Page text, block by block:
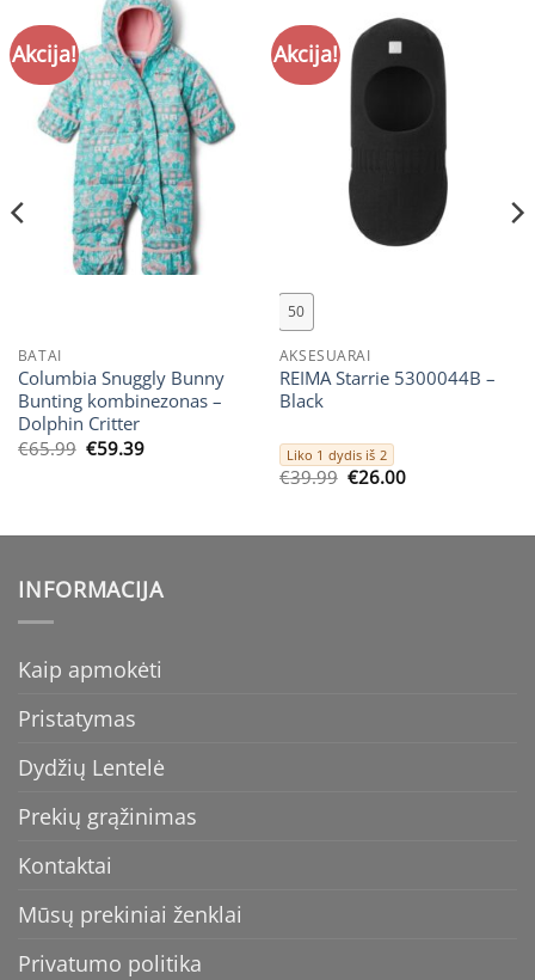
Akcija!
BATAI
Columbia Snuggly Bunny
Bunting kombinezonas –
Dolphin Critter
€65.99 Original
€59.39Current
Akcija!
50
AKSESUARAI
REIMA Starrie 5300044B –
Black
Liko 1 dydis iš 2
€39.99 Original
€39.99.
€26.00Current
€26.00.
INFORMACIJA
Kaip apmokėti
Pristatymas
Dydžių Lentelė
Prekių grąžinimas
Kontaktai
Mūsų prekiniai ženklai
Privatumo politika